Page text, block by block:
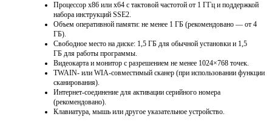
Процессор x86 или x64 с тактовой частотой от 1 ГГц и поддержкой
набора инструкций SSE2.
Объем оперативной памяти: не менее 1 ГБ (рекомендовано — от 4
ГБ).
Свободное место на диске: 1,5 ГБ для обычной установки и 1,5
ГБ для работы программы.
Видеокарта и монитор с разрешением не менее 1024×768 точек.
TWAIN- или WIA-совместимый сканер (при использовании функции
сканирования).
Интернет-соединение для активации серийного номера
(рекомендовано).
Клавиатура, мышь или другое указательное устройство.